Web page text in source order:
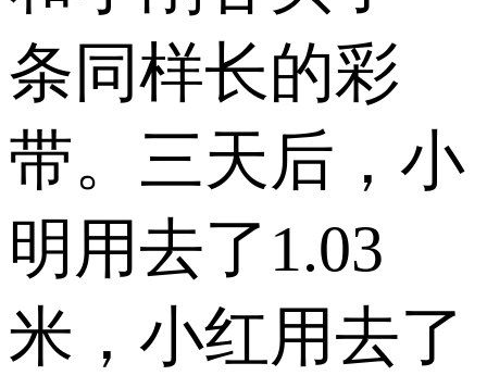
条同样长的彩
带。三天后，小
明用去了1.03
米，小红用去了